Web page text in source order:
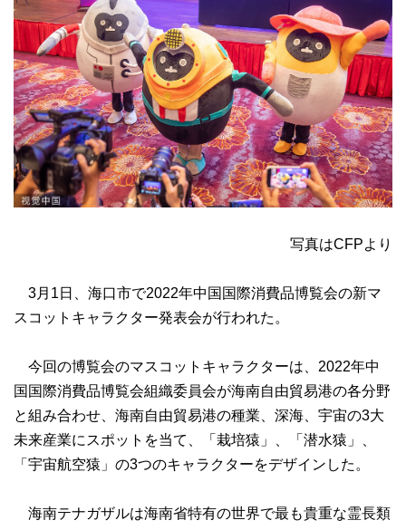
写真はCFPより
3月1日、海口市で2022年中国国際消費品博覧会の新マ
スコットキャラクター発表会が行われた。
今回の博覧会のマスコットキャラクターは、2022年中
国国際消費品博覧会組織委員会が海南自由貿易港の各分野
と組み合わせ、海南自由貿易港の種業、深海、宇宙の3大
未来産業にスポットを当て、「栽培猿」、「潜水猿」、
「宇宙航空猿」の3つのキャラクターをデザインした。
海南テナガザルは海南省特有の世界で最も貴重な霊長類